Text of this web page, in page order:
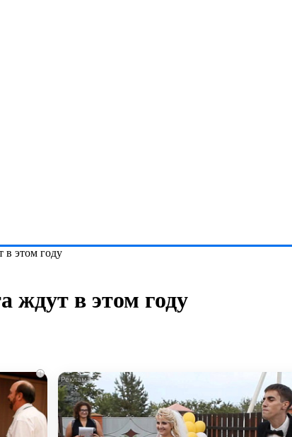
в этом году
ждут в этом году
i